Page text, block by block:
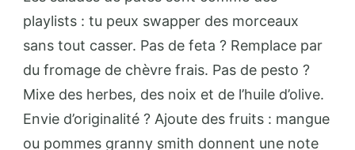
playlists : tu peux swapper des morceaux
sans tout casser. Pas de feta ? Remplace par
du fromage de chèvre frais. Pas de pesto ?
Mixe des herbes, des noix et de l’huile d’olive.
Envie d’originalité ? Ajoute des fruits : mangue
ou pommes granny smith donnent une note